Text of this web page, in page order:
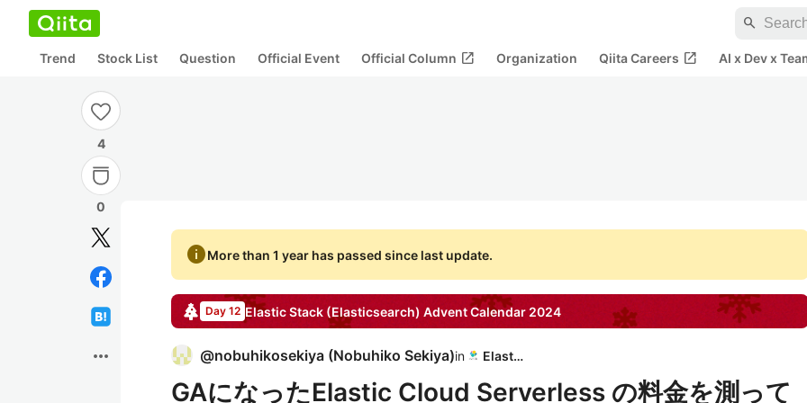
search
Trend Stock List Question Official Event Official Column open_in_new Organization Qiita Careers open_in_new AI x Dev x
4
0
more_horiz
infoMore than 1 year has passed since last update.
Day 12 Elastic Stack (Elasticsearch) Advent Calendar 2024
@nobuhikosekiya (Nobuhiko Sekiya)in Elastic
GAになったElastic Cloud Serverless の料金を測って